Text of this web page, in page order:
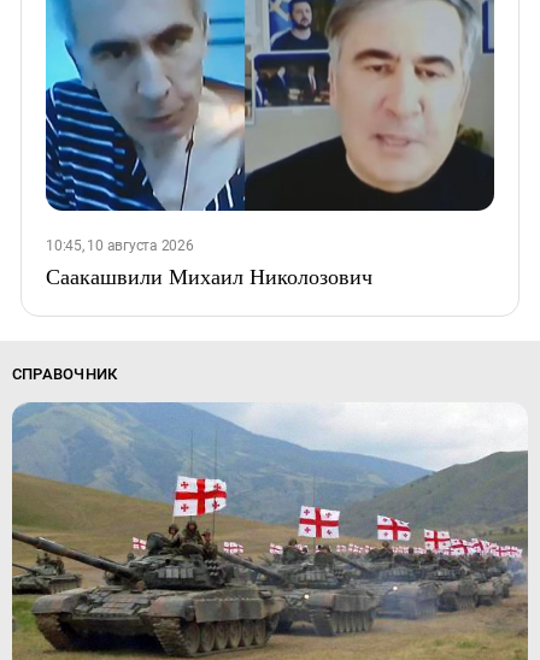
10:45, 10 августа 2026
Саакашвили Михаил Николозович
СПРАВОЧНИК